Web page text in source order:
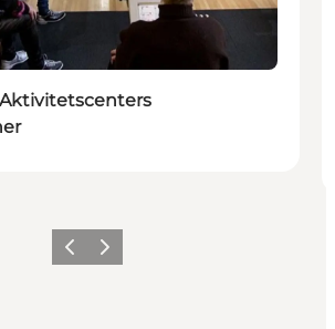
Aktivitetscenters
ForrigeNæste